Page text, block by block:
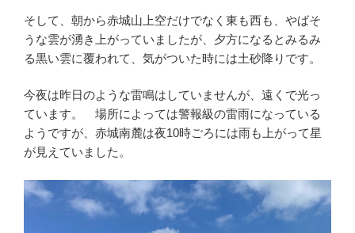
そして、朝から赤城山上空だけでなく東も西も、やばそ
うな雲が湧き上がっていましたが、夕方になるとみるみ
る黒い雲に覆われて、気がついた時には土砂降りです。
今夜は昨日のような雷鳴はしていませんが、遠くで光っ
ています。 場所によっては警報級の雷雨になっている
ようですが、赤城南麓は夜10時ごろには雨も上がって星
が見えていました。